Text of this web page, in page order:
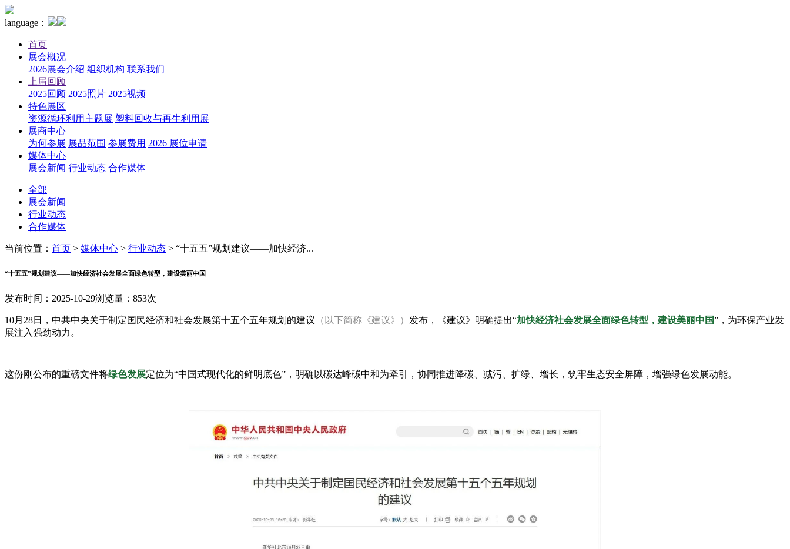
language：
首页
展会概况
2026展会介绍 组织机构 联系我们
上届回顾
2025回顾 2025照片 2025视频
特色展区
资源循环利用主题展 塑料回收与再生利用展
展商中心
为何参展 展品范围 参展费用 2026 展位申请
媒体中心
展会新闻 行业动态 合作媒体
全部
展会新闻
行业动态
合作媒体
当前位置： 首页 > 媒体中心 > 行业动态 > “十五五”规划建议——加快经济...
“十五五”规划建议——加快经济社会发展全面绿色转型，建设美丽中国
发布时间：2025-10-29浏览量：853次
10月28日，中共中央关于制定国民经济和社会发展第十五个五年规划的建议 （以下简称《建议》） 发布，《建议》 明确提出“加快经济社会发展全面绿色转型，建设美丽中国”，为环保产业发
展注入强劲动力。
这份刚公布的重磅文件将绿色发展定位为“中国式现代化的鲜明底色” ，明确以碳达峰碳中和为牵引，协同推进降碳、减污、扩绿 、增长，筑牢生态安全屏障 ，增强绿色发展动能。